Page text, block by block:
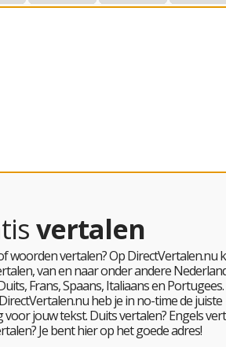
vertalen
woorden vertalen? Op DirectVertalen.nu
van en naar onder andere
Frans, Spaans, Italiaans en Portugees.
heb je in no-time de juiste
voor jouw tekst. Duits vertalen? Engels
Je bent hier op het goede adres!